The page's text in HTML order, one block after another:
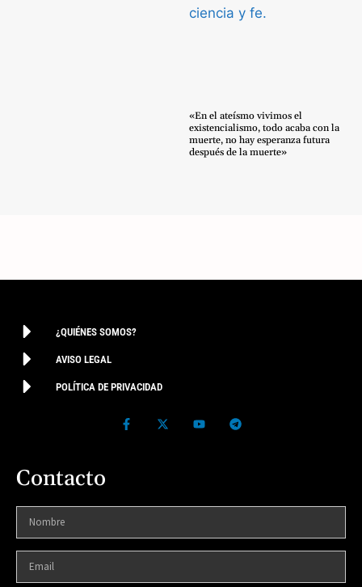
«En el ateísmo vivimos el
existencialismo, todo acaba con la
muerte, no hay esperanza futura
después de la muerte»
¿QUIÉNES SOMOS?
AVISO LEGAL
POLÍTICA DE PRIVACIDAD
Contacto